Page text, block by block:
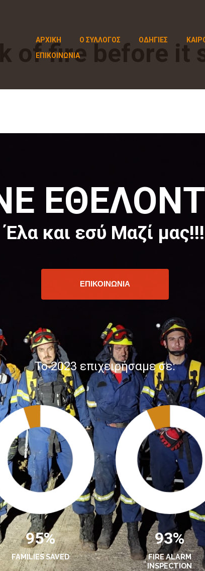
ΑΡΧΙΚΗ Ο ΣΥΛΛΟΓΟΣ ΟΔΗΓΙΕΣ
ΕΠΙΚΟΙΝΩΝΙΑ
of fire before it
Έλα και εσύ Μαζί μας!!!
ΕΠΙΚΟΙΝΩΝΙΑ
Το 2023 επιχειρήσαμε σε:
95%
FAMILIES SAVED
93%
FIRE ALARM
INSPECTION